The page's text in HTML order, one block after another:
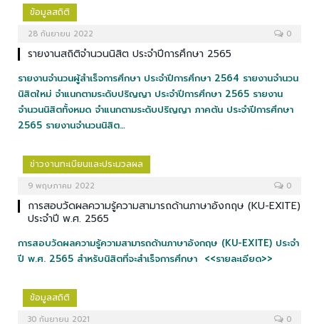
ข้อมูลสถิติ
28 กันยายน 2022 0
รายงานสถิติจำนวนนิสิต ประจำปีการศึกษา 2565
รายงานจำนวนผู้สำเร็จการศึกษา ประจำปีการศึกษา 2564 รายงานจำนวน
นิสิตใหม่ จำแนกตามระดับปริญญา ประจำปีการศึกษา 2565 รายงาน
จำนวนนิสิตทั้งหมด จำแนกตามระดับปริญญา ภาคต้น ประจำปีการศึกษา
2565 รายงานจำนวนนิสิต…
ข่าวงานทะเบียนและประมวลผล
9 พฤษภาคม 2022 0
การสอบวัดผลความรู้ความสามารถด้านภาษาอังกฤษ (KU-EXITE)
ประจำปี พ.ศ. 2565
การสอบวัดผลความรู้ความสามารถด้านภาษาอังกฤษ (KU-EXITE) ประจำ
ปี พ.ศ. 2565 สำหรับนิสิตที่จะสำเร็จการศึกษา <<รายละเอียด>>
ข้อมูลสถิติ
30 กันยายน 2021 0